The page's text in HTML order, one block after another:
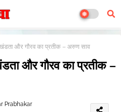
और गौरव का प्रतीक – अरुण साव
और गौरव का प्रतीक –
Prabhakar